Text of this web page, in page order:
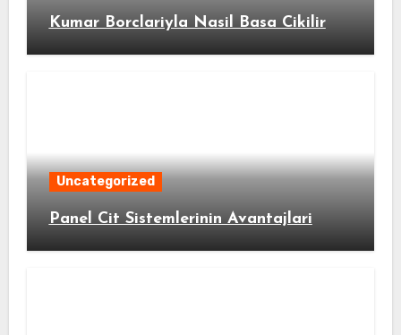
Kumar Borclariyla Nasil Basa Cikilir
Uncategorized
Panel Cit Sistemlerinin Avantajlari